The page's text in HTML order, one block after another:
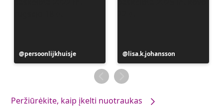
Įrašą
paskelbė
persoonlijkhuisje
Įrašą
paskelbė
lisa.k.johansson
Peržiūrėkite, kaip įkelti nuotraukas